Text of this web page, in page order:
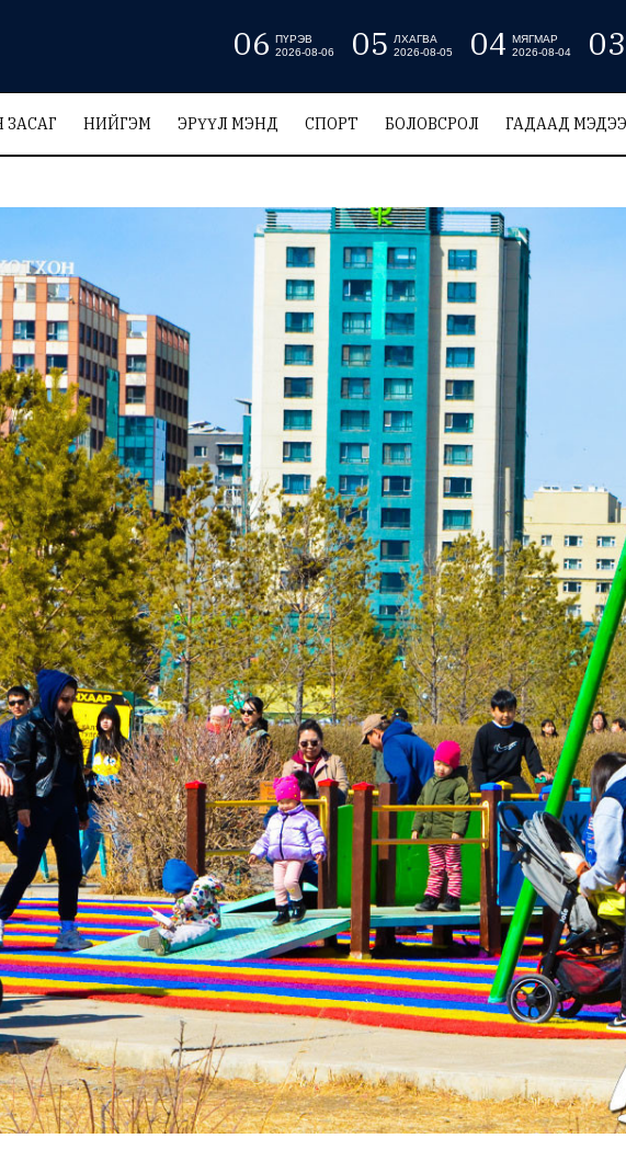
06 ПҮРЭВ
2026-08-06
05
ЛХАГВА
2026-08-05
04 МЯГМАР
2026-08-04
03
ЗАСАГ НИЙГЭМ ЭРҮҮЛ МЭНД СПОРТ БОЛОВСРОЛ ГАДААД МЭДЭЭ